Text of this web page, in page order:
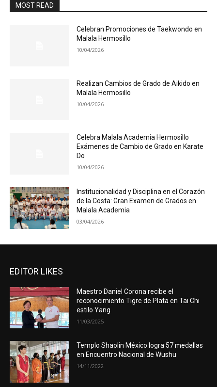
MOST READ
Celebran Promociones de Taekwondo en
Malala Hermosillo
10/04/2026
Realizan Cambios de Grado de Aikido en
Malala Hermosillo
10/04/2026
Celebra Malala Academia Hermosillo
Exámenes de Cambio de Grado en Karate
Do
10/04/2026
Institucionalidad y Disciplina en el Corazón
de la Costa: Gran Examen de Grados en
Malala Academia
03/04/2026
EDITOR LIKES
Maestro Daniel Corona recibe el
reconocimiento Tigre de Plata en Tai Chi
estilo Yang
11/03/2025
Templo Shaolin México logra 57 medallas
en Encuentro Nacional de Wushu
14/11/2022